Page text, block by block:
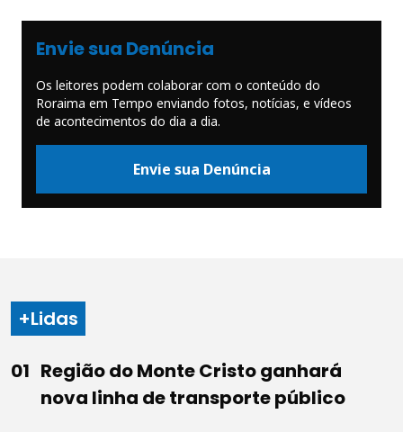
Envie sua Denúncia
Os leitores podem colaborar com o conteúdo do
Roraima em Tempo enviando fotos, notícias, e vídeos
de acontecimentos do dia a dia.
Envie sua Denúncia
+Lidas
Região do Monte Cristo ganhará
nova linha de transporte público